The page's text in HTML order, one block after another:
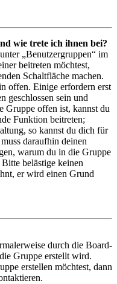
wie trete ich ihnen bei?
„Benutzergruppen“ im
beitreten möchtest,
Schaltfläche machen.
offen. Einige erfordern erst
geschlossen sein und
Gruppe offen ist, kannst du
Funktion beitreten;
so kannst du dich für
daraufhin deinen
warum du in die Gruppe
belästige keinen
er wird einen Grund
durch die Board-
Gruppe erstellt wird.
erstellen möchtest, dann